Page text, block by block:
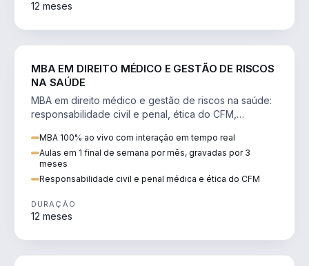
12 meses
MBA EM DIREITO MÉDICO E GESTÃO DE RISCOS
NA SAÚDE
MBA em direito médico e gestão de riscos na saúde:
responsabilidade civil e penal, ética do CFM,
MBA 100% ao vivo com interação em tempo real
Aulas em 1 final de semana por mês, gravadas por 3
meses
Responsabilidade civil e penal médica e ética do CFM
DURAÇÃO
12 meses